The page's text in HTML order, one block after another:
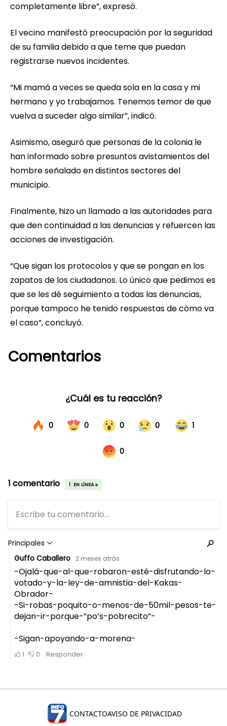
completamente libre”, expresó.
El vecino manifestó preocupación por la seguridad
de su familia debido a que teme que puedan
registrarse nuevos incidentes.
“Mi mamá a veces se queda sola en la casa y mi
hermano y yo trabajamos. Tenemos temor de que
vuelva a suceder algo similar”, indicó.
Asimismo, aseguró que personas de la colonia le
han informado sobre presuntos avistamientos del
hombre señalado en distintos sectores del
municipio.
Finalmente, hizo un llamado a las autoridades para
que den continuidad a las denuncias y refuercen las
acciones de investigación.
“Que sigan los protocolos y que se pongan en los
zapatos de los ciudadanos. Lo único que pedimos es
que se les dé seguimiento a todas las denuncias,
porque tampoco he tenido respuestas de cómo va
el caso”, concluyó.
Comentarios
CONTACTOAVISO DE PRIVACIDAD